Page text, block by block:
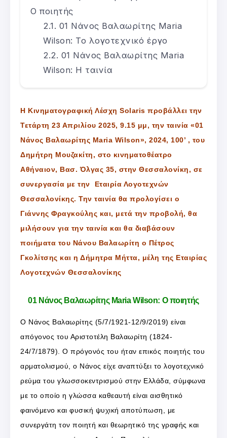
Ο ποιητής
01 Νάνος Βαλαωρίτης Maria
Wilson: Το λογοτεχνικό έργο
01 Νάνος Βαλαωρίτης Maria
Wilson: Η ταινία
Η Κινηματογραφική Λέσχη Solaris προβάλλει την
Τετάρτη 23 Απριλίου 2025, 9.15 μμ, την ταινία «01
Νάνος Βαλαωρίτης Maria Wilson», 2024, 100’ , του
Δημήτρη Μουζακίτη, στο κινηματοθέατρο
Αθήναιον, Βασ. Όλγας 35, στην Θεσσαλονίκη, σε
συνεργασία με την Εταιρία Λογοτεχνών
Θεσσαλονίκης. Την ταινία θα προλογίσει ο
Γιάννης Φραγκούλης και, μετά την προβολή, θα
μιλήσουν για την ταινία και θα διαβάσουν
ποιήματα του Νάνου Βαλαωρίτη ο Πέτρος
Γκολίτσης και η Δήμητρα Μήττα, μέλη της Εταιρίας
Λογοτεχνών Θεσσαλονίκης
01 Νάνος Βαλαωρίτης Maria Wilson: Ο ποιητής
Ο Νάνος Βαλαωρίτης (5/7/1921-12/9/2019) είναι
απόγονος του Αριστοτέλη Βαλαωρίτη (1824-
24/7/1879). Ο πρόγονός του ήταν επικός ποιητής του
αρματολισμού, ο Νάνος είχε αναπτύξει το λογοτεχνικό
ρεύμα του γλωσσοκεντρισμού στην Ελλάδα, σύμφωνα
με το οποίο η γλώσσα καθεαυτή είναι αισθητικό
φαινόμενο και φυσική ψυχική αποτύπωση, με
συνεργάτη τον ποιητή και θεωρητικό της γραφής και